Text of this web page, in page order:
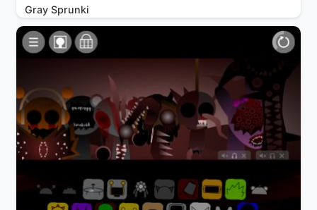
Gray Sprunki